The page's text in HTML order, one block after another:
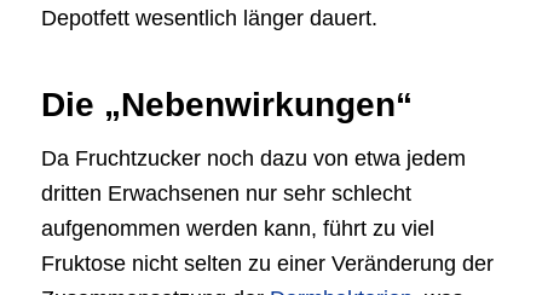
Depotfett wesentlich länger dauert.
Die „Nebenwirkungen“
Da Fruchtzucker noch dazu von etwa jedem
dritten Erwachsenen nur sehr schlecht
aufgenommen werden kann, führt zu viel
Fruktose nicht selten zu einer Veränderung der